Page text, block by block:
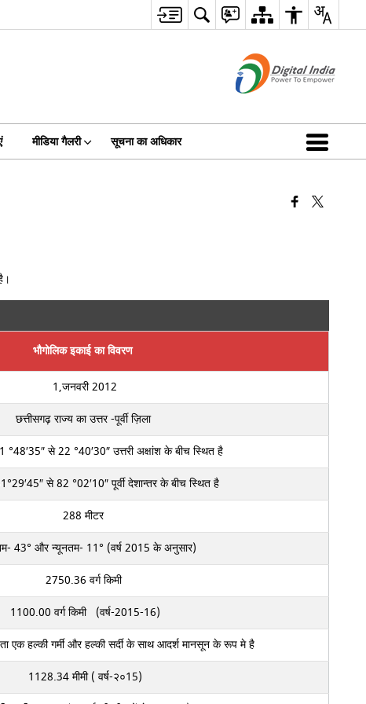
मीडिया गैलरी सूचना का अधिकार
भौगोलिक इकाई का विवरण
1,जनवरी 2012
छत्तीसगढ़ राज्य का उत्तर -पूर्वी ज़िला
°48′35″ से 22 °40′30″ उत्तरी अक्षांश के बीच स्थित है
से 82 °02′10″ पूर्वी देशान्तर के बीच स्थित है
288 मीटर
43° और न्यूनतम- 11° (वर्ष 2015 के अनुसार)
2750.36 वर्ग किमी
1100.00 वर्ग किमी (वर्ष-2015-16)
एक हल्की गर्मी और हल्की सर्दी के साथ आदर्श मानसून के रूप मे है
1128.34 मीमी ( वर्ष-२०15)